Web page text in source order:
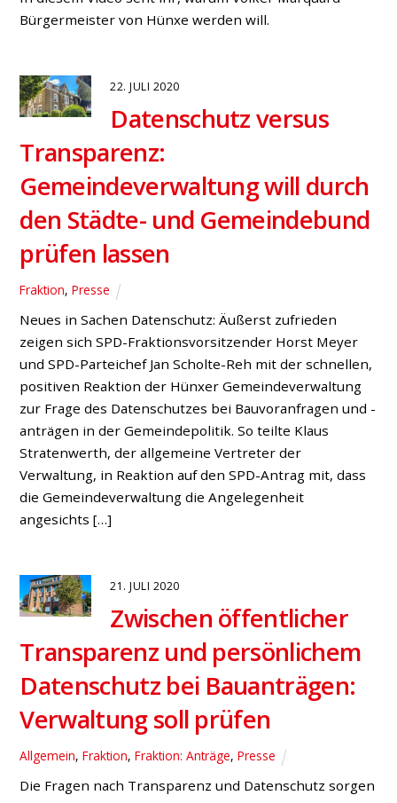
„In der Dorfgemeinschaft fest
Bruckhausen Bucholtwelmen
(Foto, v.l.: Volker Marquard, Thorben Braune,
Alexander Uttrodt, Horst Meyer und Jan Scholte-Reh)
Seit fünf Jahren läuft der Edeka-Markt am Danziger
Platz in Bruckhausen unter der Regie von Inhaber
Alexander Uttrodt. Aus Anlass des besonderen
Jubiläums besuchten die Sozialdemokraten Jan
Scholte-Reh, Horst Meyer, Thorben Braune mit
Supermarkt, um persönliche Glückwünsche zu […]
14. JULI 2020
Terminhinweis:
Marktplatzgespräch
Bruckhausen und
Bucholtwelmen am 18. Juli 2020
und 12.00 Uhr laden die Hünxer Sozialdemokraten zu
ihren Marktplatzgesprächen auf den Danziger Platz im
Ortsteil Bruckhausen ein. Dort suchen die SPD-
Ratskandidaten Jan Scholte-Reh, Horst Meyer,
Thorben Braune und Marcel Krause das Gespräch mit
interessierten Bürgerinnen und Bürgern aus den
Ortsteilen Bruckhausen und Bucholtwelmen. „Wir